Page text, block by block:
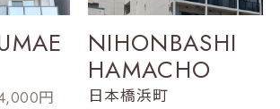
円
NIHONBASHI
HAMACHO
日本橋浜町